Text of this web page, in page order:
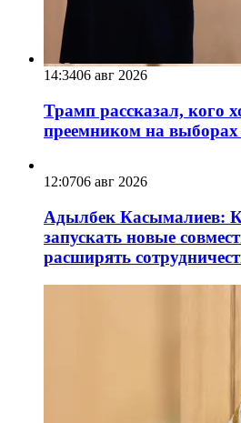
14:3406 авг 2026
Трамп рассказал, кого
преемником на выборах
12:0706 авг 2026
Адылбек Касымалиев:
запускать новые
расширять